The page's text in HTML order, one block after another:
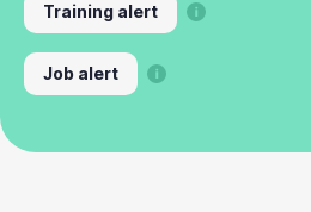
Training alert
Job alert